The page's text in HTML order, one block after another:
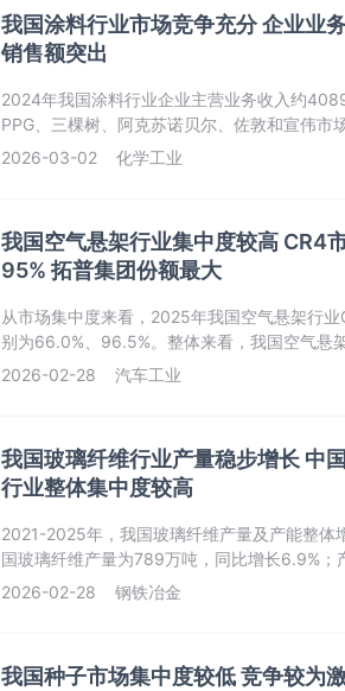
我国涂料行业市场竞争充分 企业业
销售额突出
2024年我国涂料行业企业主营业务收入约
PPG、三棵树、阿克苏诺贝尔、佐敦和宣伟市
2.74%、2.52%、2.48%、2.045%、1.57%，
2026-03-02 化学工业
我国空气悬架行业集中度较高 CR4
95% 拓普集团份额最大
从市场集中度来看，2025年我国空气悬架行
别为66.0%、96.5%。整体来看，我国空气悬
2026-02-28
汽车工业
我国玻璃纤维行业产量稳步增长 中
行业整体集中度较高
2021-2025年，我国玻璃纤维产量及产能整体
国玻璃纤维产量为789万吨，同比增长6.9%；
平。
2026-02-28 钢铁冶金
我国种子市场集中度较低 竞争较为